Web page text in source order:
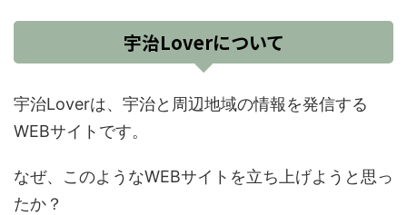
宇治Loverについて
宇治Loverは、宇治と周辺地域の情報を発信する
WEBサイトです。
なぜ、このようなWEBサイトを立ち上げようと思っ
たか？